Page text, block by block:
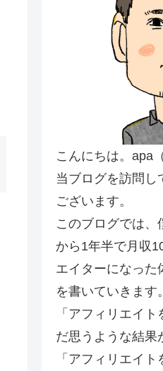
こんにちは。apa
当ブログを訪問し
ございます。
このブログでは、
から1年半で月収
エイターになった
を書いていきます。
「アフィリエイ
だ思うような結果
「アフィリエイ